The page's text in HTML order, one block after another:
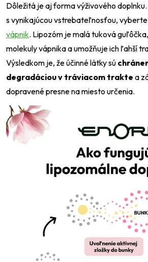
Dôležitá je aj forma výživového
s vynikajúcou vstrebateľnosťou, vyberte
vápnik. Lipozóm je malá tuková
molekuly vápnika a umožňuje ich ľahší
Výsledkom je, že účinné látky sú
degradáciou v tráviacom trakte a
dopravené presne na miesto určenia.